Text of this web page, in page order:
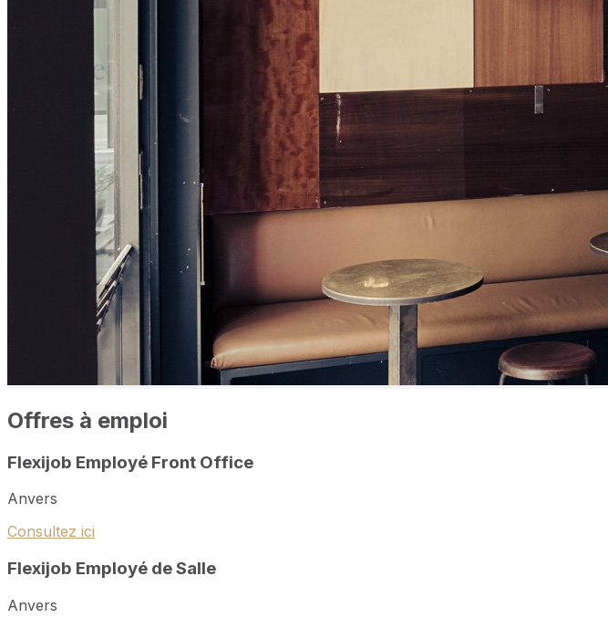
Offres à emploi
Flexijob Employé Front Office
Anvers
Consultez ici
Flexijob Employé de Salle
Anvers